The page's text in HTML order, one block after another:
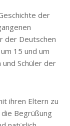
der
der Deutschen
15 und um
Schüler der
ihren Eltern zu
Begrüßung